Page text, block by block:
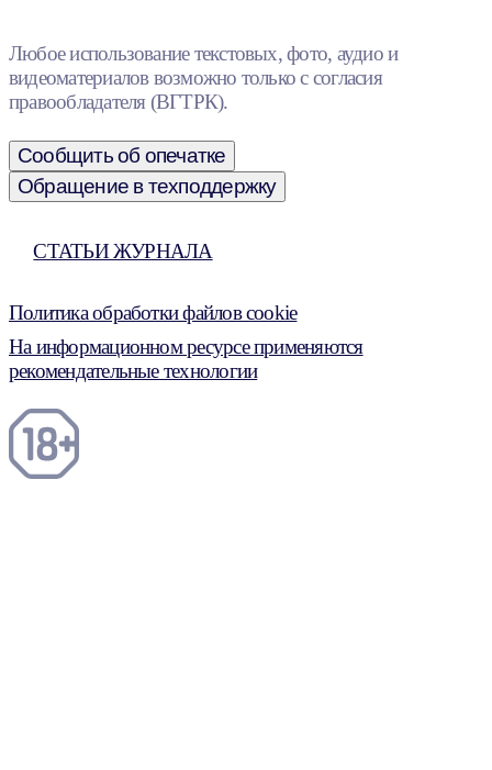
Любое использование текстовых, фото, аудио и
видеоматериалов возможно только с согласия
правообладателя (ВГТРК).
Сообщить об опечатке
Обращение в техподдержку
СТАТЬИ ЖУРНАЛА
Политика обработки файлов cookie
На информационном ресурсе применяются
рекомендательные технологии